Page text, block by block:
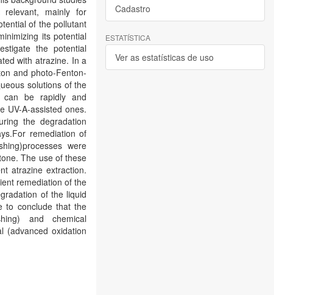
relevant, mainly for
of the pollutant
its potential
the potential
with atrazine. In a
and photo-Fenton-
solutions of the
can be rapidly and
UV-A-assisted ones.
the degradation
remediation of
were
The use of these
atrazine extraction.
remediation of the
of the liquid
to conclude that the
and chemical
(advanced oxidation
Cadastro
ESTATÍSTICA
Ver as estatísticas de uso